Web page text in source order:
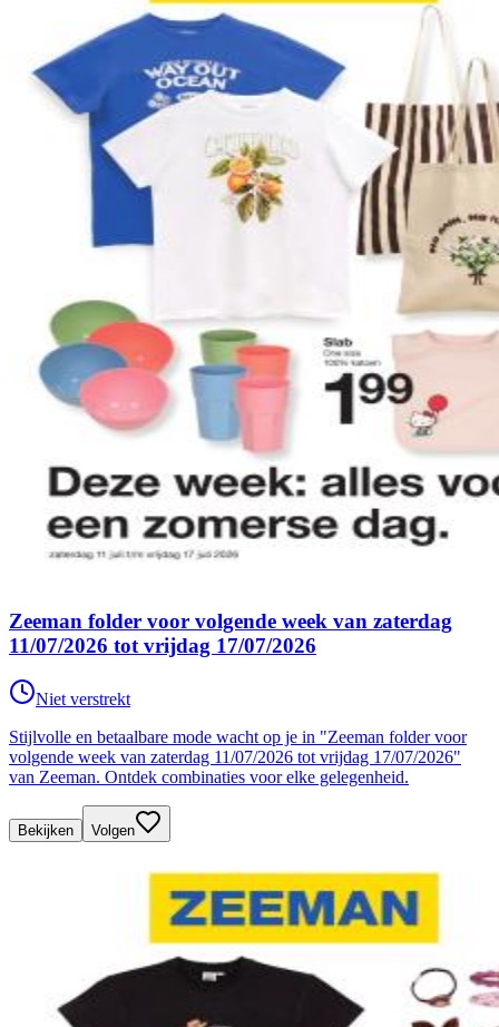
Zeeman folder voor volgende week van zaterdag
11/07/2026 tot vrijdag 17/07/2026
Niet verstrekt
Stijlvolle en betaalbare mode wacht op je in "Zeeman folder voor
volgende week van zaterdag 11/07/2026 tot vrijdag 17/07/2026"
van Zeeman. Ontdek combinaties voor elke gelegenheid.
Bekijken Volgen